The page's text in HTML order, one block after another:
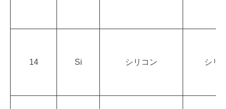
14 Si シリコン シリ